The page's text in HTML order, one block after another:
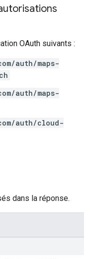
OAuth suivants :
auth/maps-
auth/maps-
auth/cloud-
dans la réponse.